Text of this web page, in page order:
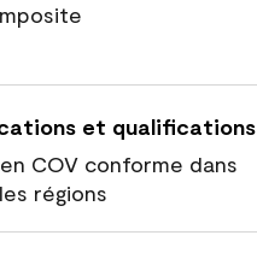
et qualifications
COV conforme dans
régions